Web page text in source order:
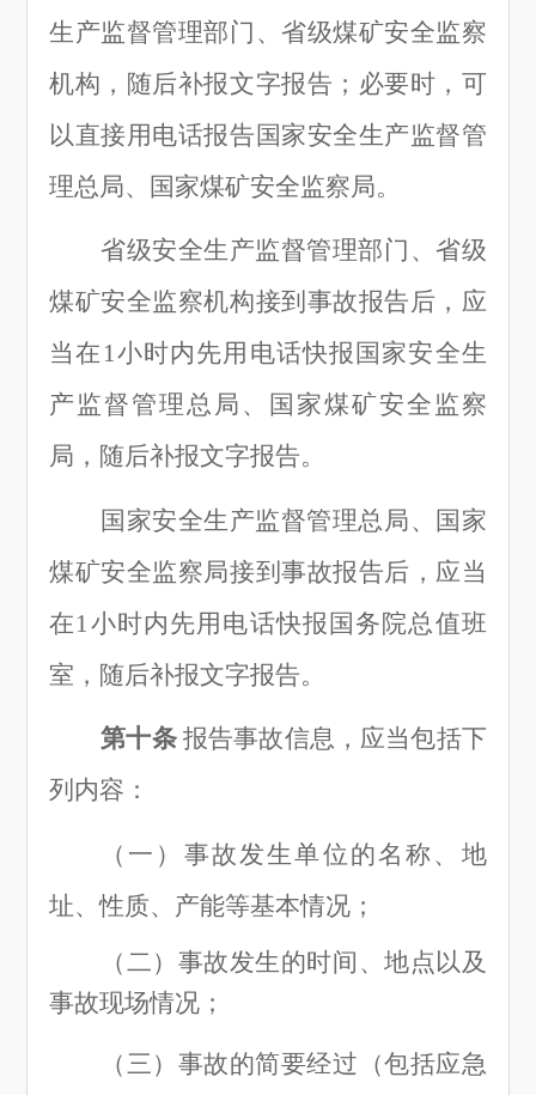
生产监督管理部门、省级煤矿安全监察
机构，随后补报文字报告；必要时，可
以直接用电话报告国家安全生产监督管
理总局、国家煤矿安全监察局。
省级安全生产监督管理部门、省级
煤矿安全监察机构接到事故报告后，应
当在 1小时内先用电话快报国家安全生
产监督管理总局、国家煤矿安全监察
局，随后补报文字报告。
国家安全生产监督管理总局、国家
煤矿安全监察局接到事故报告后，应当
在1小时内先用电话快报国务院总值班
室，随后补报文字报告。
第十条 报告事故信息，应当包括下
列内容：
（一 ） 事故发生单位的名称、地
址、性质、产能等基本情况；
（二） 事故发生的时间、地点以及
事故现场情况；
（三 ） 事故的简要经过（包括应急